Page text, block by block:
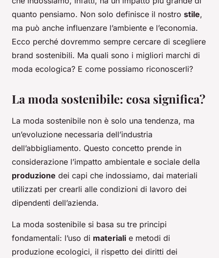
quanto pensiamo. Non solo definisce il nostro stile,
ma può anche influenzare l’ambiente e l’economia.
Ecco perché dovremmo sempre cercare di scegliere
brand sostenibili. Ma quali sono i migliori marchi di
moda ecologica? E come possiamo riconoscerli?
La moda sostenibile: cosa significa?
La moda sostenibile non è solo una tendenza, ma
un’evoluzione necessaria dell’industria
dell’abbigliamento. Questo concetto prende in
considerazione l’impatto ambientale e sociale della
produzione dei capi che indossiamo, dai materiali
utilizzati per crearli alle condizioni di lavoro dei
dipendenti dell’azienda.
La moda sostenibile si basa su tre principi
fondamentali: l’uso di materiali e metodi di
produzione ecologici, il rispetto dei diritti dei